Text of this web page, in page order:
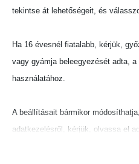
tekintse át lehetőségeit, és
Ha 16 évesnél fiatalabb, kérjük,
vagy gyámja beleegyezését adta,
használatához.
A beállításait bármikor
adatkezelésről, kérjük, olvassa el